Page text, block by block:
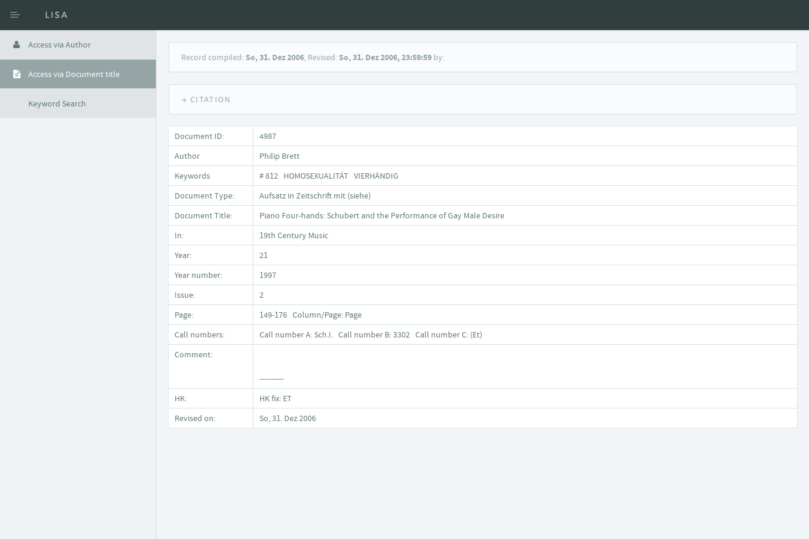
Access via Author
Access via Document title
Keyword Search
Record compiled:So, 31. Dez 2006, Revised:So, 31. Dez 2006, 23:59:59 by:
→ CITATION
Document ID:
4987
Author
Philip Brett
Keywords
# 812 HOMOSEXUALITÄT VIERHÄNDIG
Document Type:
Aufsatz in Zeitschrift mit (siehe)
Document Title:
Piano Four-hands: Schubert and the Performance of Gay Male Desire
In:
19th Century Music
Year:
21
Year number:
1997
Issue:
2
Page:
149-176 Column/Page: Page
Call numbers:
Call number A: Sch.I. Call number B: 3302 Call number C: (Et)
Comment:
----------
HK:
HK fix: ET
Revised on:
So, 31. Dez 2006